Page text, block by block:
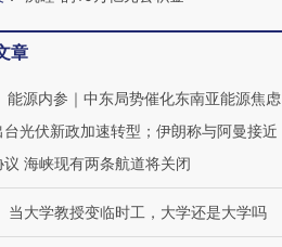
章
能源内参｜中东局势催化东南亚能源焦虑
台光伏新政加速转型；伊朗称与阿曼接近
议 海峡现有两条航道将关闭
当大学教授变临时工，大学还是大学吗